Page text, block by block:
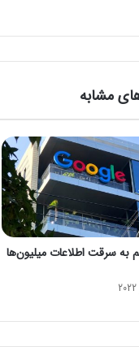
مشابه
به سرقت اطلاعات میلیون‌ها